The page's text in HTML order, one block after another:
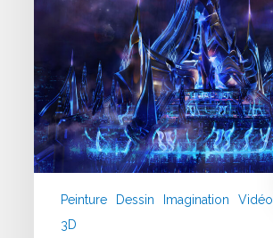
Peinture Dessin Imagination
Vidéo
3D